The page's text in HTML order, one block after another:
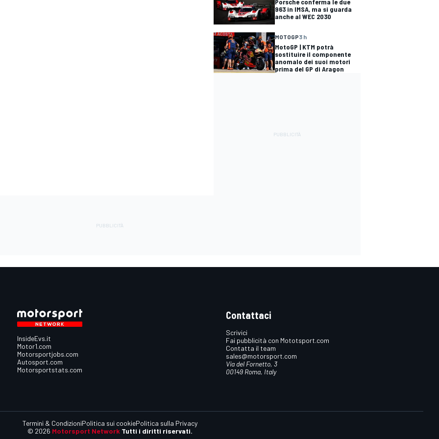
Porsche conferma le due
963 in IMSA, ma si guarda
anche al WEC 2030
MOTOGP3 h
MotoGP | KTM potrà
sostituire il componente
anomalo dei suoi motori
prima del GP di Aragon
InsideEvs.it
Motor1.com
Motorsportjobs.com
Autosport.com
Motorsportstats.com
Contattaci
Scrivici
Fai pubblicità con Mototsport.com
Contatta il team
sales@motorsport.com
Via del Fornetto, 3
00149 Roma, Italy
© 2026 Motorsport Network Tutti i diritti riservati.
Termini & CondizioniPolitica sui cookiePolitica sulla Privacy